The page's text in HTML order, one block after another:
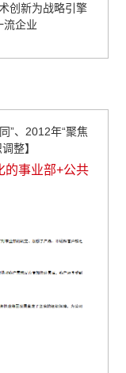
创新为战略引擎
流企业
”、2012年“聚焦
整】
的事业部+公共